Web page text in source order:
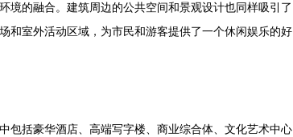
境的融合。建筑周边的公共空间和景观设计也同样吸引了
和室外活动区域，为市民和游客提供了一个休闲娱乐的好
包括豪华酒店、高端写字楼、商业综合体、文化艺术中心